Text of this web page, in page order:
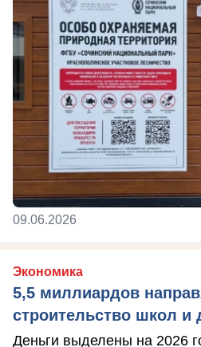
09.06.2026
Экономика
5,5 миллиардов
строительство школ и
Деньги выделены на 2026